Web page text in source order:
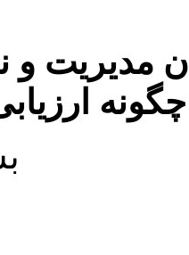
مدیریت و